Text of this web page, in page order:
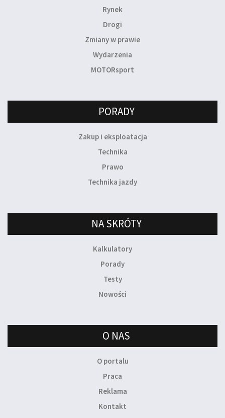
Rynek
Drogi
Zmiany w prawie
Wydarzenia
MOTORsport
PORADY
Zakup i eksploatacja
Technika
Prawo
Technika jazdy
NA SKRÓTY
Kalkulatory
Porady
Testy
Nowości
O NAS
O portalu
Praca
Reklama
Kontakt